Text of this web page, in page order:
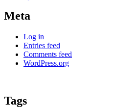
Meta
Log in
Entries feed
Comments feed
WordPress.org
Tags